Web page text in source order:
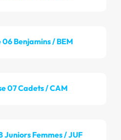
06 Benjamins / BEM
07 Cadets / CAM
Juniors Femmes / JUF